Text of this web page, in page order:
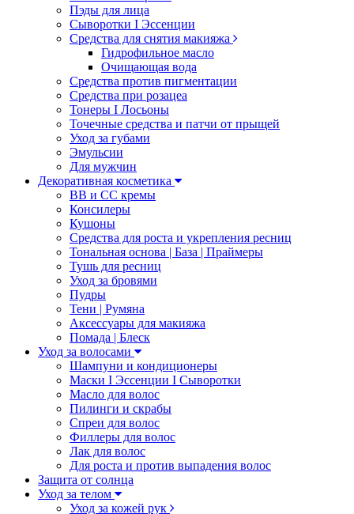
Пэды для лица
Сыворотки I Эссенции
Средства для снятия макияжа
Гидрофильное масло
Очищающая вода
Средства против пигментации
Средства при розацеа
Тонеры I Лосьоны
Точечные средства и патчи от прыщей
Уход за губами
Эмульсии
Для мужчин
Декоративная косметика
ВВ и СС кремы
Консилеры
Кушоны
Средства для роста и укрепления ресниц
Тональная основа | База | Праймеры
Тушь для ресниц
Уход за бровями
Пудры
Тени | Румяна
Аксессуары для макияжа
Помада | Блеск
Уход за волосами
Шампуни и кондиционеры
Маски I Эссенции I Сыворотки
Масло для волос
Пилинги и скрабы
Спреи для волос
Филлеры для волос
Лак для волос
Для роста и против выпадения волос
Защита от солнца
Уход за телом
Уход за кожей рук